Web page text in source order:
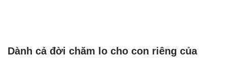
Dành cả đời chăm lo cho con riêng của